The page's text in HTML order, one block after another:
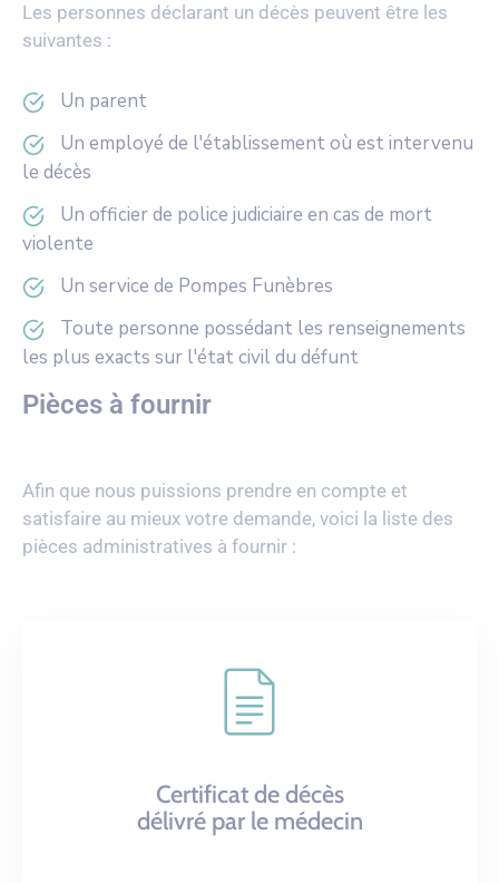
Les personnes déclarant un décès peuvent être les
suivantes :
Un parent
Un employé de l'établissement où est intervenu
le décès
Un officier de police judiciaire en cas de mort
violente
Un service de Pompes Funèbres
Toute personne possédant les renseignements
les plus exacts sur l'état civil du défunt
Pièces à fournir
Afin que nous puissions prendre en compte et
satisfaire au mieux votre demande, voici la liste des
pièces administratives à fournir :
Certificat de décès
délivré par le médecin